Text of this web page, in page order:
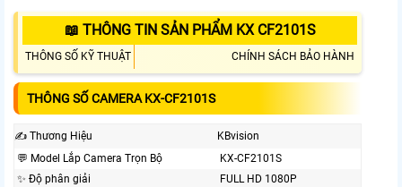
📖 THÔNG TIN SẢN PHẨM KX CF2101S
THÔNG SỐ KỸ THUẬT CHÍNH SÁCH BẢO HÀNH
THÔNG SỐ CAMERA KX-CF2101S
✍️ Thương Hiệu
KBvision
️💬 Model Lắp Camera Trọn Bộ
KX-CF2101S
✨ Độ phân giải
FULL HD 1080P